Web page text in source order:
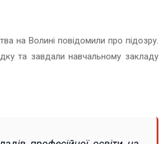
на Волині повідомили про підозру.
та завдали навчальному закладу